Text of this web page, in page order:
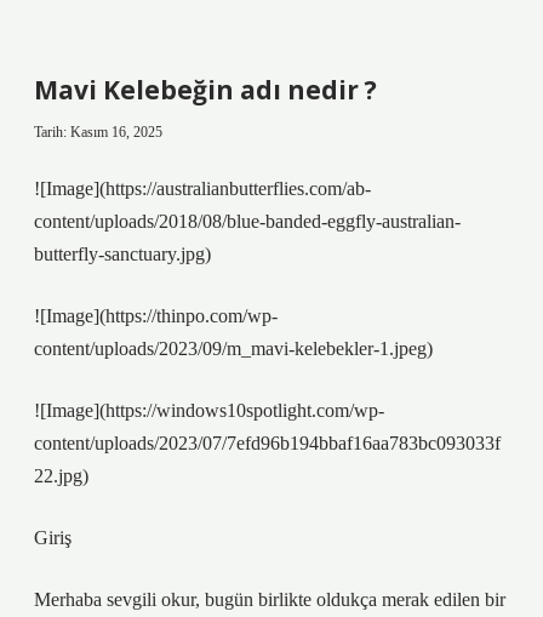
Mavi Kelebeğin adı nedir ?
Tarih: Kasım 16, 2025
![Image](https://australianbutterflies.com/ab-
content/uploads/2018/08/blue-banded-eggfly-australian-
butterfly-sanctuary.jpg)
![Image](https://thinpo.com/wp-
content/uploads/2023/09/m_mavi-kelebekler-1.jpeg)
![Image](https://windows10spotlight.com/wp-
content/uploads/2023/07/7efd96b194bbaf16aa783bc093033f
22.jpg)
Giriş
Merhaba sevgili okur, bugün birlikte oldukça merak edilen bir